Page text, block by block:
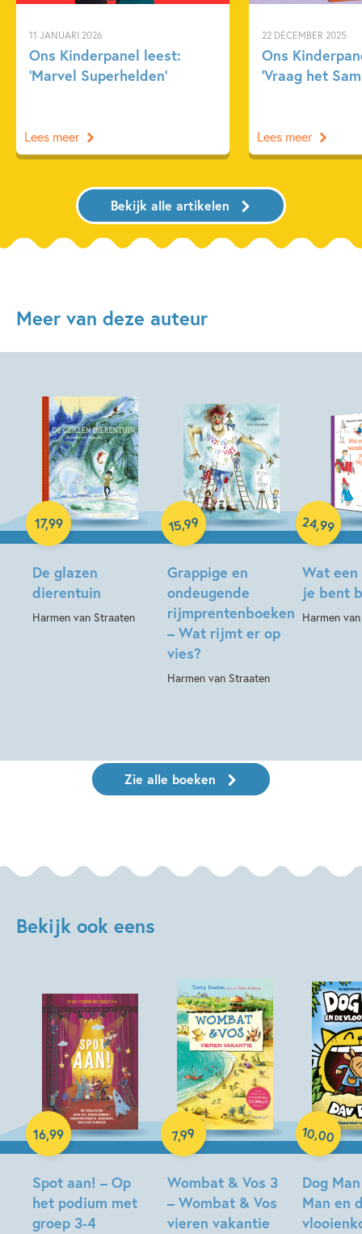
11 JANUARI 2026
Ons Kinderpanel leest:
‘Marvel Superhelden’
Lees meer
22 DECEMBER 2025
Ons
‘Vraag het
Lees meer
Bekijk alle artikelen
Meer van deze auteur
De glazen
dierentuin
Harmen van Straaten
17,99
Hardcover
Grappige en
ondeugende
rijmprentenboeken
– Wat rijmt er op
vies?
Harmen van Straaten
15,99
Hardcover
Wat een
je bent
Harmen
24,99
Hardcover
Zie alle boeken
Bekijk ook eens
Spot aan! – Op
het podium met
groep 3-4
16,99
Hardcover
Wombat & Vos 3
– Wombat & Vos
vieren vakantie
7,99
E-book
Dog
Man en
10,00
Paperback